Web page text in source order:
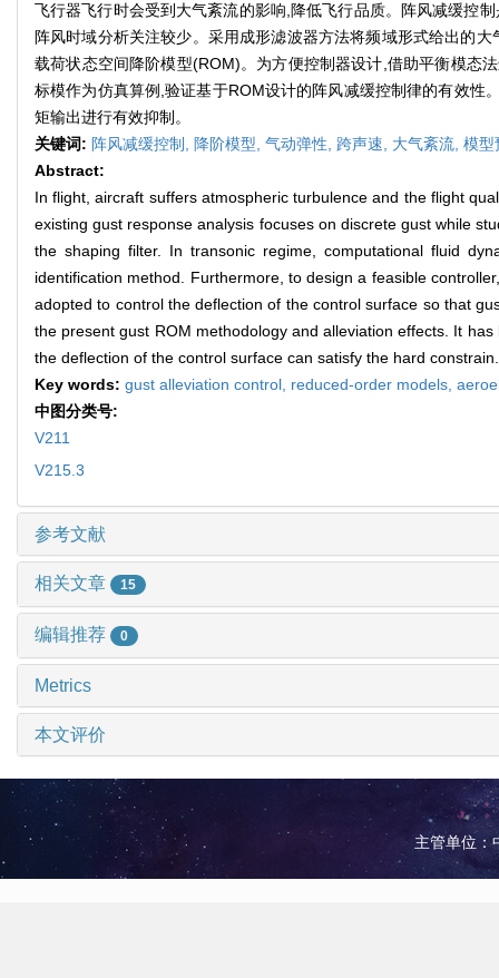
飞行器飞行时会受到大气紊流的影响,降低飞行品质。阵风减缓控
阵风时域分析关注较少。采用成形滤波器方法将频域形式给出的
载荷状态空间降阶模型(ROM)。为方便控制器设计,借助平衡模态
标模作为仿真算例,验证基于ROM设计的阵风减缓控制律的有效
矩输出进行有效抑制。
关键词: 阵风减缓控制, 降阶模型, 气动弹性, 跨声速, 大气紊流, 模型
Abstract:
In flight, aircraft suffers atmospheric turbulence and the flight
existing gust response analysis focuses on discrete gust while
the shaping filter. In transonic regime, computational fluid
identification method. Furthermore, to design a feasible
adopted to control the deflection of the control surface so that
the present gust ROM methodology and alleviation effects. It
the deflection of the control surface can satisfy the hard constrain.
Key words: gust alleviation control, reduced-order models,
中图分类号:
V211
V215.3
参考文献
相关文章 15
编辑推荐 0
Metrics
本文评价
主管单位：